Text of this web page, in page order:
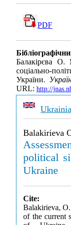
PDF
Балакірєва
соціально-
України.
URL: http://
Balakirieva
political
Ukraine
Cite:
Balakirieva,
of the current